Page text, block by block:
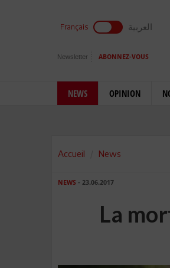
Français العربية
Newsletter ABONNEZ-VOUS
NEWS OPINION
Accueil News
NEWS - 23.06.2017
La